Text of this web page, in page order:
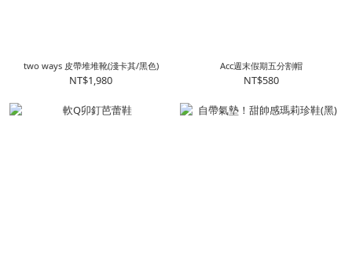
two ways 皮帶堆堆靴(淺卡其/黑色)
NT$1,980
Acc週末假期五分割帽
NT$580